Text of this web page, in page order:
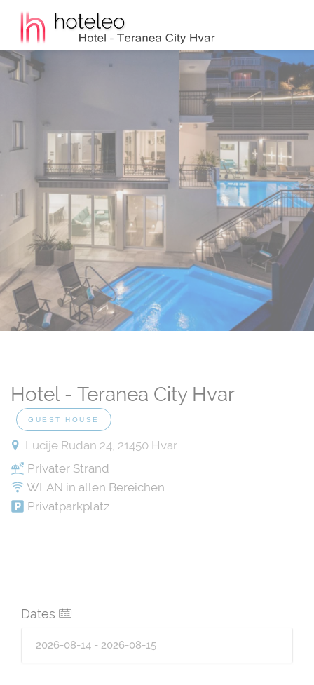
Hotel - Teranea City Hvar
GUEST HOUSE
Lucije Rudan 24, 21450 Hvar
Privater Strand
WLAN in allen Bereichen
Privatparkplatz
Dates